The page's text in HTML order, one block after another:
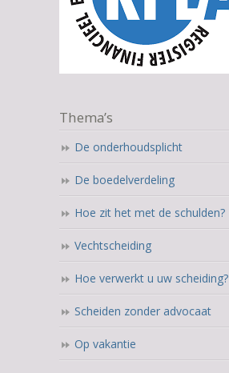
Thema’s
De onderhoudsplicht
De boedelverdeling
Hoe zit het met de schulden?
Vechtscheiding
Hoe verwerkt u uw scheiding?
Scheiden zonder advocaat
Op vakantie